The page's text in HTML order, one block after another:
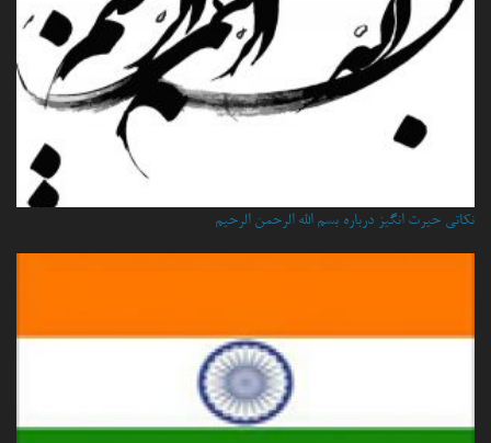
نكاتي حيرت انگيز درباره بسم الله الرحمن الرحيم